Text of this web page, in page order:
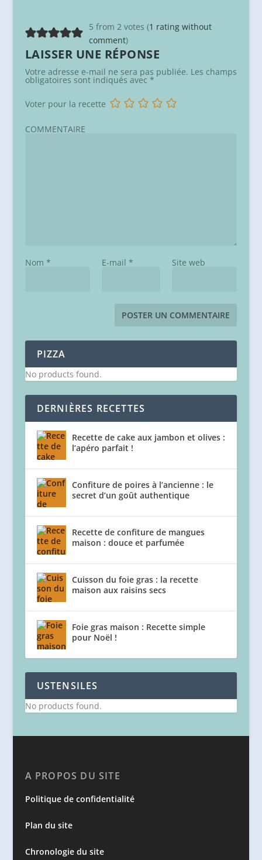
5 from 2 votes (1 rating without
comment)
LAISSER UNE RÉPONSE
Votre adresse e-mail ne sera pas publiée. Les champs
obligatoires sont indiqués avec *
Voter pour la recette
COMMENTAIRE
Nom * E-mail * Site web
PIZZA
No products found.
DERNIÈRES RECETTES
Recette de cake aux jambon et olives :
l’apéro parfait !
Confiture de poires à l’ancienne : le
secret d’un goût authentique
Recette de confiture de mangues
maison : douce et parfumée
Cuisson du foie gras : la recette
maison aux raisins secs
Foie gras maison : Recette simple
pour Noël !
USTENSILES
No products found.
A PROPOS DU SITE
Politique de confidentialité
Plan du site
Chronologie du site